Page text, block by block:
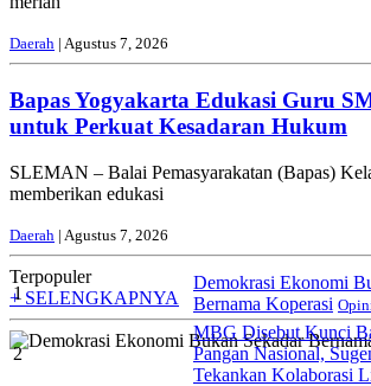
Daerah | Agustus 7, 2026
Bapas Yogyakarta Edukasi Guru
untuk Perkuat Kesadaran Hukum
SLEMAN – Balai Pemasyarakatan (Bapas)
memberikan edukasi
Daerah | Agustus 7, 2026
Terpopuler
+ SELENGKAPNYA
1
Demokrasi Ekonomi
Bernama Koperasi
2
MBG Disebut Kunci
Pangan Nasional,
Tekankan Kolaborasi